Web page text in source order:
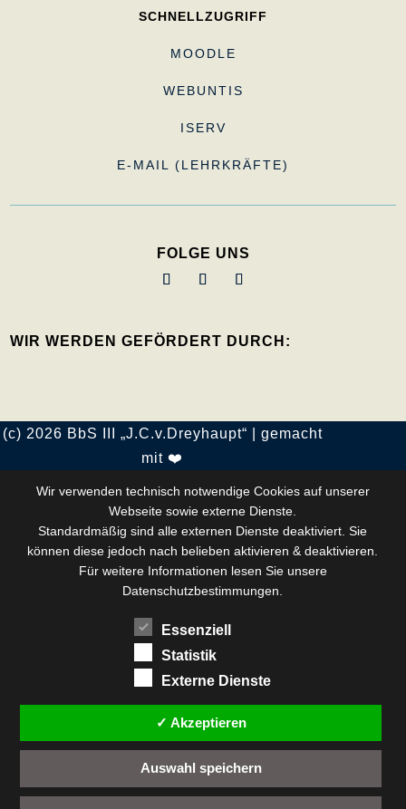
SCHNELLZUGRIFF
MOODLE
WEBUNTIS
ISERV
E-MAIL (LEHRKRÄFTE)
FOLGE UNS
WIR WERDEN GEFÖRDERT DURCH:
(c) 2026 BbS III „J.C.v.Dreyhaupt“ | gemacht
mit ❤️
Wir verwenden technisch notwendige Cookies auf unserer
Webseite sowie externe Dienste.
Standardmäßig sind alle externen Dienste deaktiviert. Sie
können diese jedoch nach belieben aktivieren & deaktivieren.
Für weitere Informationen lesen Sie unsere
Datenschutzbestimmungen.
Essenziell
Statistik
Externe Dienste
✓ Akzeptieren
Auswahl speichern